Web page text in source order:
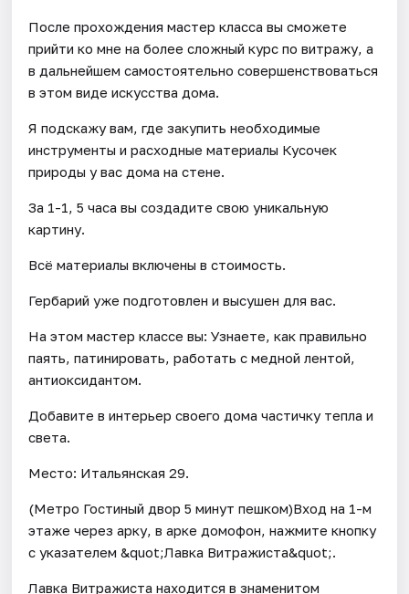
После прохождения мастер класса вы сможете
прийти ко мне на более сложный курс по витражу, а
в дальнейшем самостоятельно совершенствоваться
в этом виде искусства дома.
Я подскажу вам, где закупить необходимые
инструменты и расходные материалы Кусочек
природы у вас дома на стене.
За 1-1, 5 часа вы создадите свою уникальную
картину.
Всё материалы включены в стоимость.
Гербарий уже подготовлен и высушен для вас.
На этом мастер классе вы: Узнаете, как правильно
паять, патинировать, работать с медной лентой,
антиоксидантом.
Добавите в интерьер своего дома частичку тепла и
света.
Место: Итальянская 29.
(Метро Гостиный двор 5 минут пешком)Вход на 1-м
этаже через арку, в арке домофон, нажмите кнопку
с указателем &quot;Лавка Витражиста&quot;.
Лавка Витражиста находится в знаменитом